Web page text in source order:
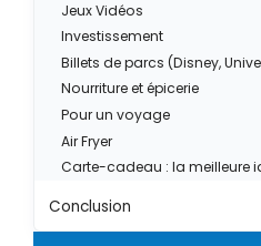
Jeux Vidéos
Investissement
Nourriture et épicerie
Pour un voyage
Air Fryer
Conclusion